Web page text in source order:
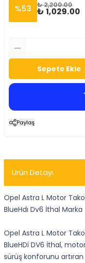
%53 ₺ 2,200.00
₺ 1,029.00
Sepete Ekle
Paylaş
Ürün Detayı
Opel Astra L Motor
BlueHdı Dv6 İthal Marka
Opel Astra L Motor
BlueHDi DV6 İthal,
sürüş konforunu